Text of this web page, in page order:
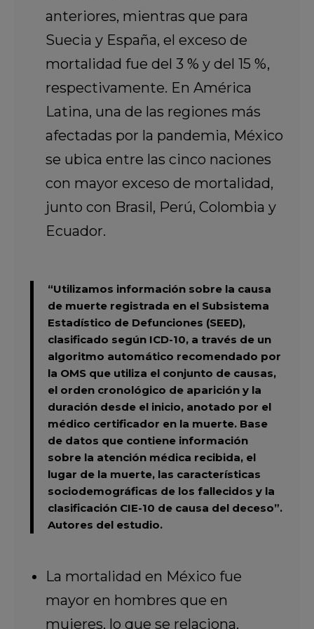
anteriores, mientras que para
Suecia y España, el exceso de
mortalidad fue del 3 % y del 15 %,
respectivamente. En América
Latina, una de las regiones más
afectadas por la pandemia, México
se ubica entre las cinco naciones
con mayor exceso de mortalidad,
junto con Brasil, Perú, Colombia y
Ecuador.
“Utilizamos información sobre la causa
de muerte registrada en el Subsistema
Estadístico de Defunciones (SEED),
clasificado según ICD-10, a través de un
algoritmo automático recomendado por
la OMS que utiliza el conjunto de causas,
el orden cronológico de aparición y la
duración desde el inicio, anotado por el
médico certificador en la muerte. Base
de datos que contiene información
sobre la atención médica recibida, el
lugar de la muerte, las características
sociodemográficas de los fallecidos y la
clasificación CIE-10 de causa del deceso”.
Autores del estudio.
La mortalidad en México fue
mayor en hombres que en
mujeres, lo que se relaciona,